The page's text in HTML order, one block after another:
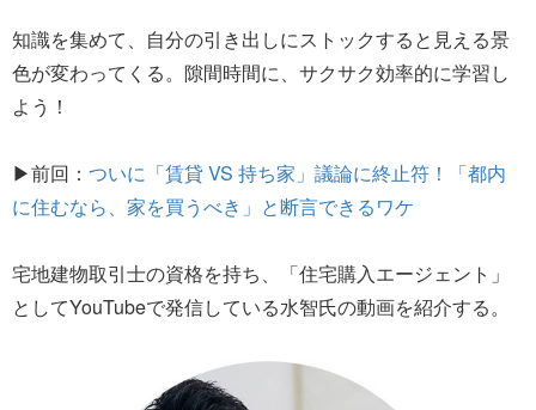
知識を集めて、自分の引き出しにストックすると見える景
色が変わってくる。隙間時間に、サクサク効率的に学習し
よう！
▶前回： ついに「賃貸 VS 持ち家」議論に終止符！「都内
に住むなら、家を買うべき」と断言できるワケ
宅地建物取引士の資格を持ち、「住宅購入エージェント」
としてYouTubeで発信している水智氏の動画を紹介する。